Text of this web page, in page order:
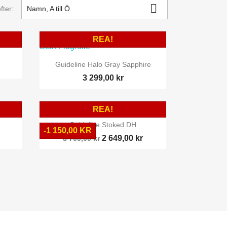
Namn, A till Ö 
 Snabbvy
Guideline Halo Gray Sapphire
3 299,00 kr
REA!
 Snabbvy
Guideline Stoked DH
3 799,00 kr 2 649,00 kr
REA!
-1 150,00 KR